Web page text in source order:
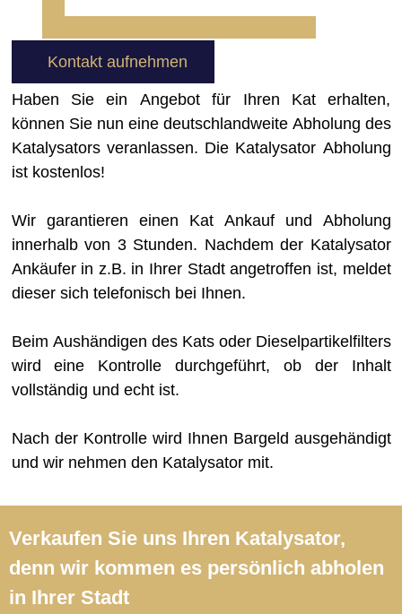
Kontakt aufnehmen
Haben Sie ein Angebot für Ihren Kat erhalten,
können Sie nun eine deutschlandweite Abholung des
Katalysators veranlassen. Die Katalysator Abholung
ist kostenlos!
Wir garantieren einen Kat Ankauf und Abholung
innerhalb von 3 Stunden. Nachdem der Katalysator
Ankäufer in z.B. in Ihrer Stadt angetroffen ist, meldet
dieser sich telefonisch bei Ihnen.
Beim Aushändigen des Kats oder Dieselpartikelfilters
wird eine Kontrolle durchgeführt, ob der Inhalt
vollständig und echt ist.
Nach der Kontrolle wird Ihnen Bargeld ausgehändigt
und wir nehmen den Katalysator mit.
Verkaufen Sie uns Ihren Katalysator,
denn wir kommen es persönlich abholen
in Ihrer Stadt